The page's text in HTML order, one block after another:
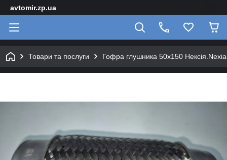
avtomir.zp.ua
Товари та послуги Гофра глушника 50х150